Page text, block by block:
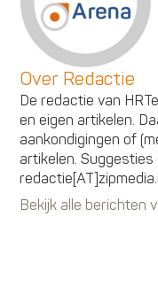
Over Redactie
De redactie van
en eigen artikelen.
aankondigingen of
artikelen.
Bekijk alle berichten